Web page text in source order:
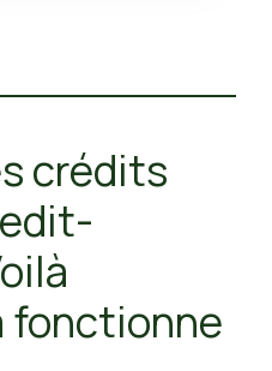
crédits
fonctionne